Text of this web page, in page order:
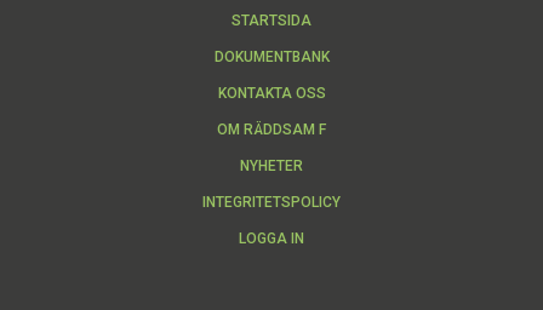
STARTSIDA
DOKUMENTBANK
KONTAKTA OSS
OM RÄDDSAM F
NYHETER
INTEGRITETSPOLICY
LOGGA IN